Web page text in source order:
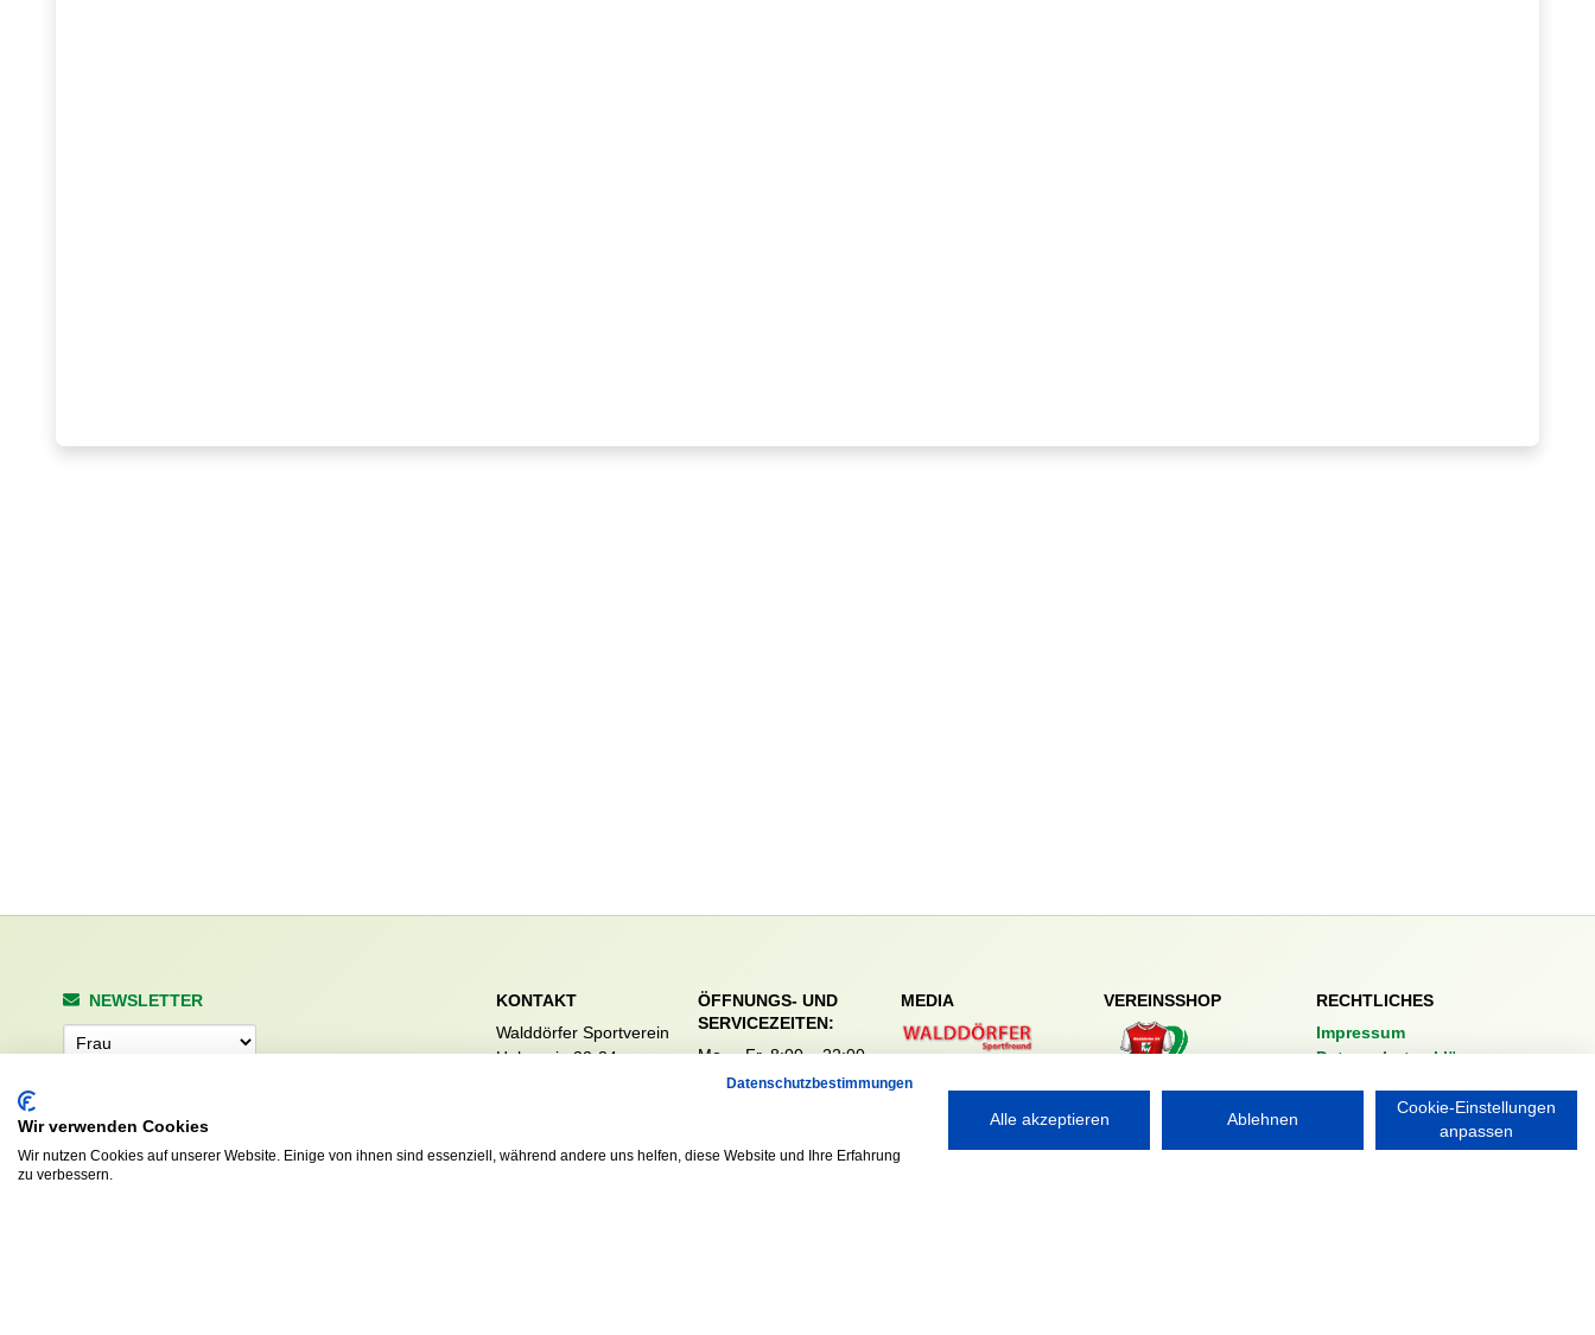
NEWSLETTER
Anrede
KONTAKT
Walddörfer Sportverein
Halenreie 32-34
sv.de
ÖFFNUNGS- UND
SERVICEZEITEN:
Mo. – Fr. 8:00 – 22:00
MEDIA VEREINSSHOP
RECHTLICHES
Impressum
Datenschutzerklärung
Datenschutzbestimmungen
Wir verwenden Cookies
Wir nutzen Cookies auf unserer Website. Einige von ihnen sind essenziell, während andere uns helfen, diese Website und Ihre Erfahrung
zu verbessern.
Alle akzeptieren Ablehnen
Cookie-Einstellungen
anpassen